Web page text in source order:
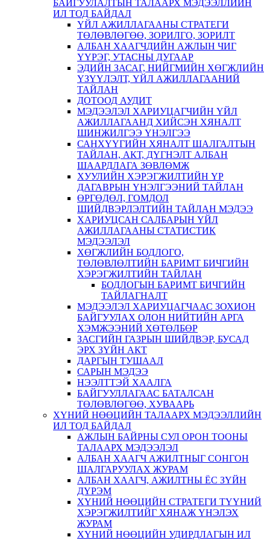
БАЙГУУЛАЛТЫН ТАЛААРХ МЭДЭЭЛЛИЙН
ИЛ ТОД БАЙДАЛ
ҮЙЛ АЖИЛЛАГААНЫ СТРАТЕГИ
ТӨЛӨВЛӨГӨӨ, ЗОРИЛГО, ЗОРИЛТ
АЛБАН ХААГЧДИЙН АЖЛЫН ЧИГ
ҮҮРЭГ, УТАСНЫ ДУГААР
ЭДИЙН ЗАСАГ, НИЙГМИЙН ХӨГЖЛИЙН
ҮЗҮҮЛЭЛТ, ҮЙЛ АЖИЛЛАГААНИЙ
ТАЙЛАН
ДОТООД АУДИТ
МЭДЭЭЛЭЛ ХАРИУЦАГЧИЙН ҮЙЛ
АЖИЛЛАГААНД ХИЙСЭН ХЯНАЛТ
ШИНЖИЛГЭЭ ҮНЭЛГЭЭ
САНХҮҮГИЙН ХЯНАЛТ ШАЛГАЛТЫН
ТАЙЛАН, АКТ, ДҮГНЭЛТ АЛБАН
ШААРДЛАГА ЗӨВЛӨМЖ
ХУУЛИЙН ХЭРЭГЖИЛТИЙН ҮР
ДАГАВРЫН ҮНЭЛГЭЭНИЙ ТАЙЛАН
ӨРГӨДӨЛ, ГОМДОЛ
ШИЙДВЭРЛЭЛТИЙН ТАЙЛАН МЭДЭЭ
ХАРИУЦСАН САЛБАРЫН ҮЙЛ
АЖИЛЛАГААНЫ СТАТИСТИК
МЭДЭЭЛЭЛ
ХӨГЖЛИЙН БОДЛОГО,
ТӨЛӨВЛӨЛТИЙН БАРИМТ БИЧГИЙН
ХЭРЭГЖИЛТИЙН ТАЙЛАН
БОДЛОГЫН БАРИМТ БИЧГИЙН
ТАЙЛАГНАЛТ
МЭДЭЭЛЭЛ ХАРИУЦАГЧААС ЗОХИОН
БАЙГУУЛАХ ОЛОН НИЙТИЙН АРГА
ХЭМЖЭЭНИЙ ХӨТӨЛБӨР
ЗАСГИЙН ГАЗРЫН ШИЙДВЭР, БУСАД
ЭРХ ЗҮЙН АКТ
ДАРГЫН ТУШААЛ
САРЫН МЭДЭЭ
НЭЭЛТТЭЙ ХААЛГА
БАЙГУУЛЛАГААС БАТАЛСАН
ТӨЛӨВЛӨГӨӨ, ХУВААРЬ
ХҮНИЙ НӨӨЦИЙН ТАЛААРХ МЭДЭЭЛЛИЙН
ИЛ ТОД БАЙДАЛ
АЖЛЫН БАЙРНЫ СУЛ ОРОН ТООНЫ
ТАЛААРХ МЭДЭЭЛЭЛ
АЛБАН ХААГЧ АЖИЛТНЫГ СОНГОН
ШАЛГАРУУЛАХ ЖУРАМ
АЛБАН ХААГЧ, АЖИЛТНЫ ЁС ЗҮЙН
ДҮРЭМ
ХҮНИЙ НӨӨЦИЙН СТРАТЕГИ ТҮҮНИЙ
ХЭРЭГЖИЛТИЙГ ХЯНАЖ ҮНЭЛЭХ
ЖУРАМ
ХҮНИЙ НӨӨЦИЙН УДИРДЛАГЫН ИЛ